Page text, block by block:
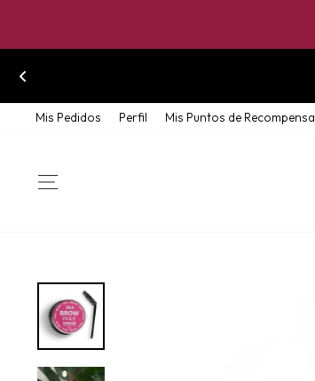
Mis Pedidos Perfil Mis Puntos de Recompensa